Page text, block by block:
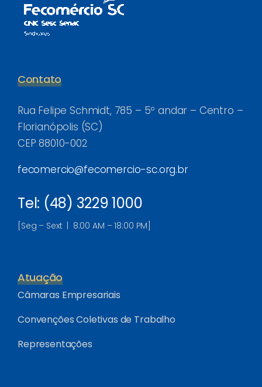
Contato
Rua Felipe Schmidt, 785 – 5º andar – Centro –
Florianópolis (SC)
CEP 88010-002
fecomercio@fecomercio-sc.org.br
Tel: (48) 3229 1000
[Seg – Sext | 8:00 AM – 18:00 PM]
Atuação
Câmaras Empresariais
Convenções Coletivas de Trabalho
Representações